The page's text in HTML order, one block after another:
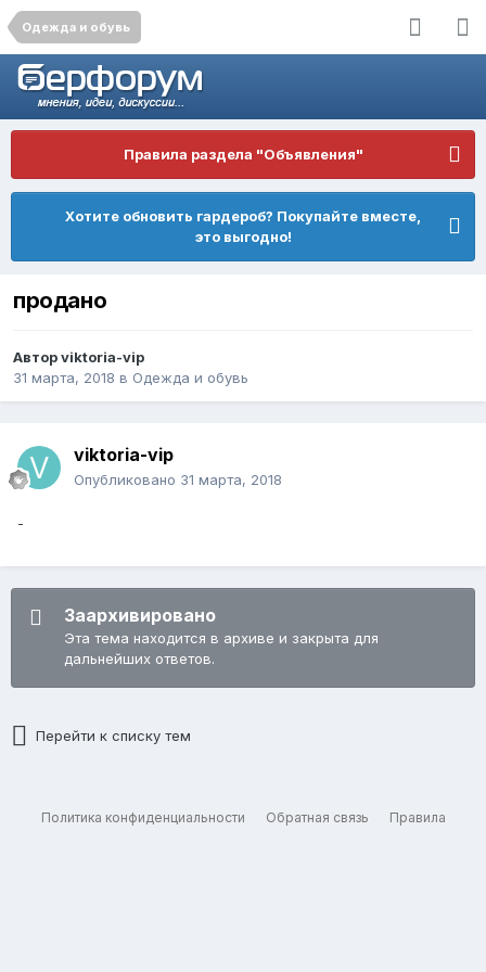
Одежда и обувь
Правила раздела "Объявления"
Хотите обновить гардероб? Покупайте вместе,
это выгодно!
продано
Авторviktoria-vip
31 марта, 2018 в Одежда и обувь
viktoria-vip
Опубликовано 31 марта, 2018
-
Заархивировано
Эта тема находится в архиве и закрыта для
дальнейших ответов.
Перейти к списку тем
Политика конфиденциальности Обратная связь Правила